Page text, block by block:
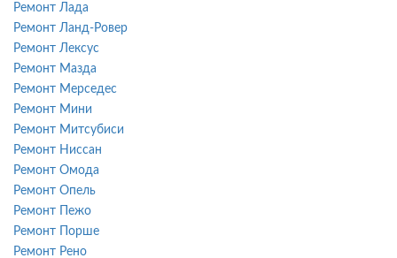
Ремонт Лада
Ремонт Ланд-Ровер
Ремонт Лексус
Ремонт Мазда
Ремонт Мерседес
Ремонт Мини
Ремонт Митсубиси
Ремонт Ниссан
Ремонт Омода
Ремонт Опель
Ремонт Пежо
Ремонт Порше
Ремонт Рено